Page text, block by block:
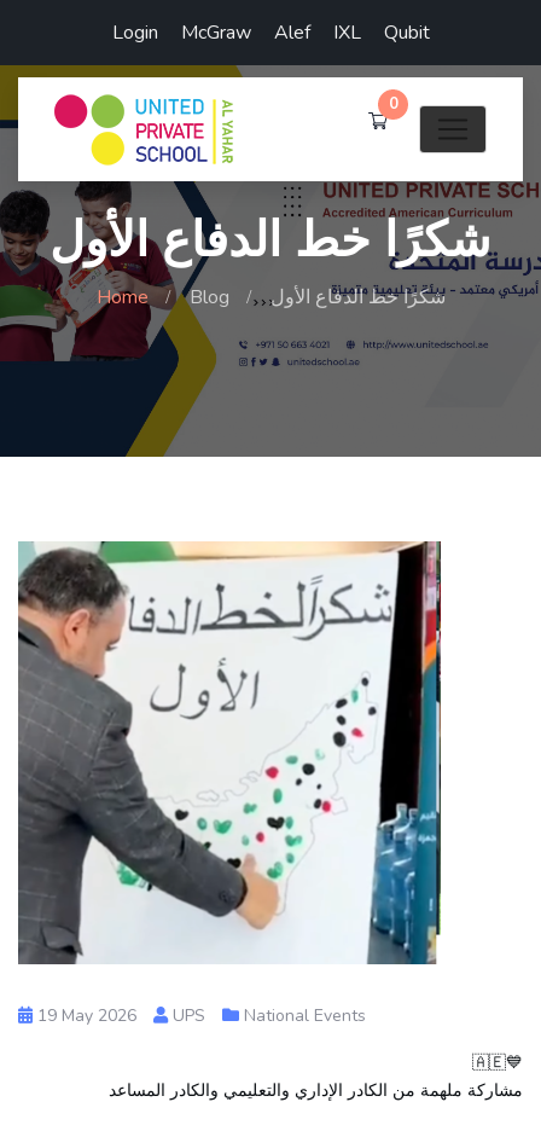
Login McGraw Alef IXL Qubit
0
شكرًا خط الدفاع الأول
Home Blog شكرًا خط الدفاع الأول
19 May 2026 UPS National Events
💙🇦🇪
مشاركة ملهمة من الكادر الإداري والتعليمي والكادر المساعد